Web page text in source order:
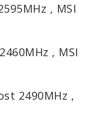
, MSI
, MSI
2490MHz ,